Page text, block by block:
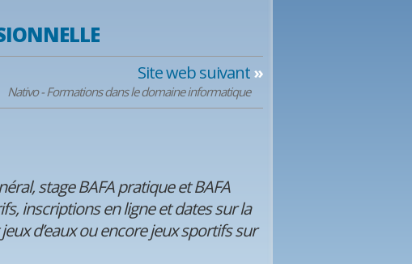
Site web suivant»
Nativo - Formations dans le domaine informatique
stage BAFA pratique et BAFA
inscriptions en ligne et dates sur la
d’eaux ou encore jeux sportifs sur